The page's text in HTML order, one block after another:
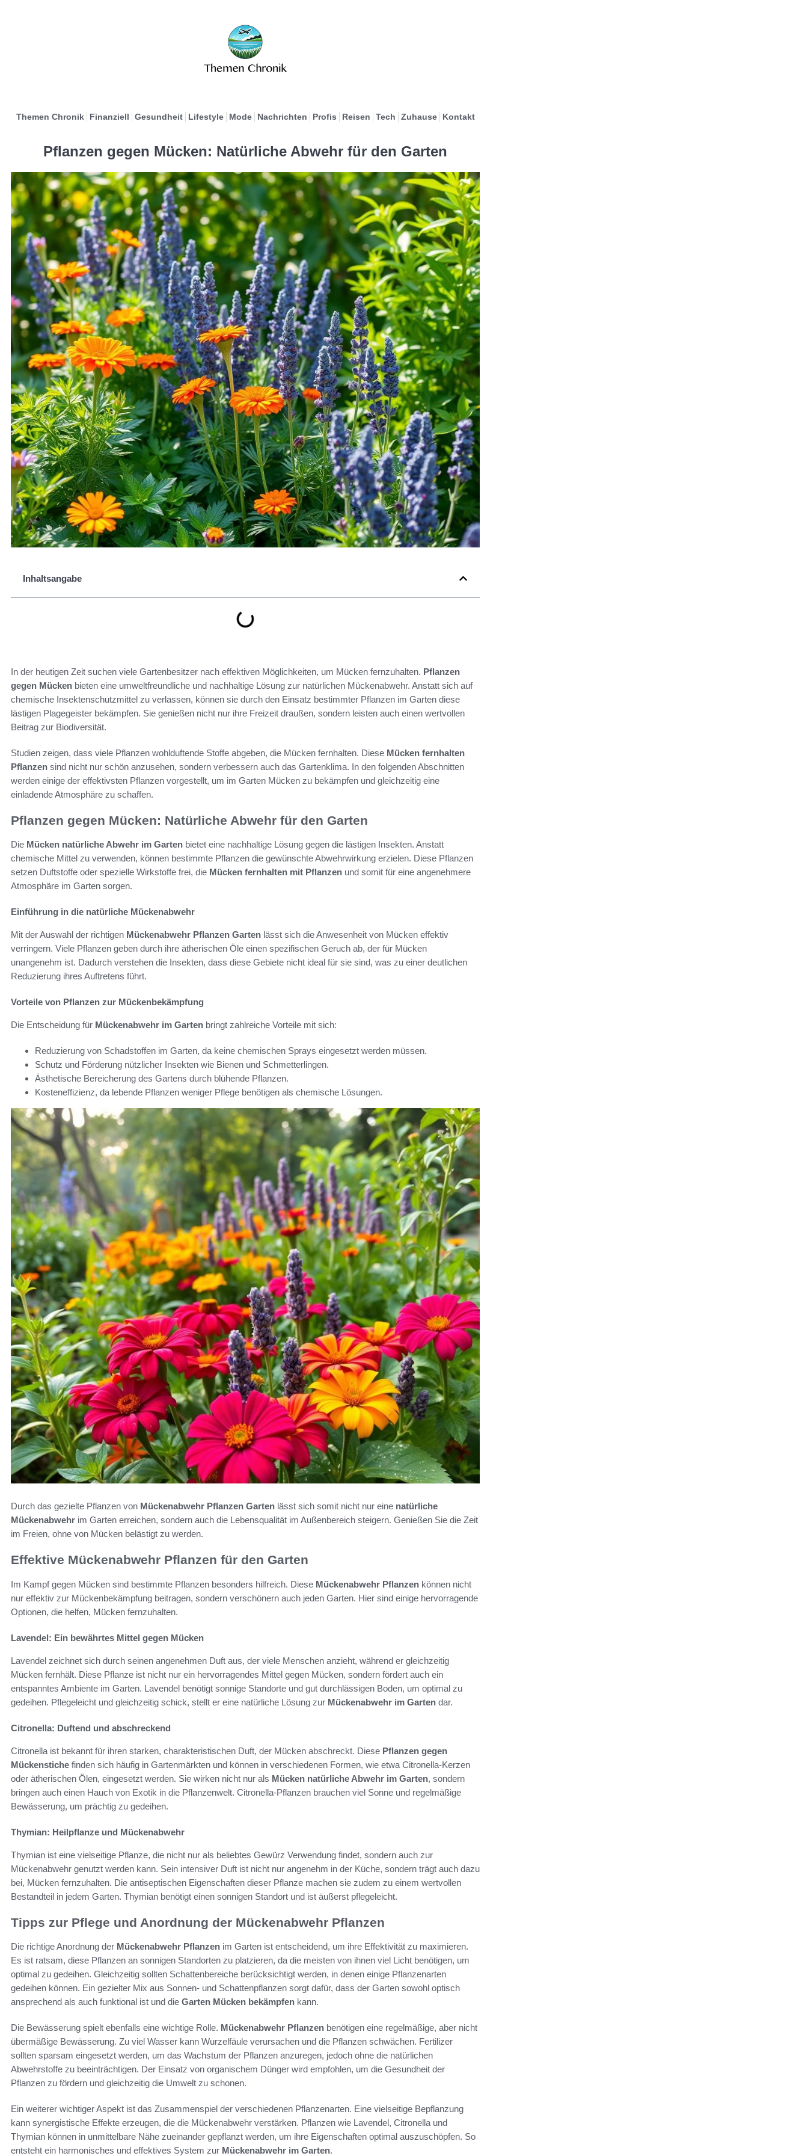
Themen Chronik Finanziell Gesundheit Lifestyle Mode Nachrichten Profis Reisen Tech Zuhause Kontakt
Pflanzen gegen Mücken: Natürliche Abwehr für den Garten
Inhaltsangabe
In der heutigen Zeit suchen viele Gartenbesitzer nach effektiven Möglichkeiten, um Mücken fernzuhalten. Pflanzen
gegen Mücken bieten eine umweltfreundliche und nachhaltige Lösung zur natürlichen Mückenabwehr. Anstatt sich auf
chemische Insektenschutzmittel zu verlassen, können sie durch den Einsatz bestimmter Pflanzen im Garten diese
lästigen Plagegeister bekämpfen. Sie genießen nicht nur ihre Freizeit draußen, sondern leisten auch einen wertvollen
Beitrag zur Biodiversität.
Studien zeigen, dass viele Pflanzen wohlduftende Stoffe abgeben, die Mücken fernhalten. Diese Mücken fernhalten
Pflanzen sind nicht nur schön anzusehen, sondern verbessern auch das Gartenklima. In den folgenden Abschnitten
werden einige der effektivsten Pflanzen vorgestellt, um im Garten Mücken zu bekämpfen und gleichzeitig eine
einladende Atmosphäre zu schaffen.
Pflanzen gegen Mücken: Natürliche Abwehr für den Garten
Die Mücken natürliche Abwehr im Garten bietet eine nachhaltige Lösung gegen die lästigen Insekten. Anstatt
chemische Mittel zu verwenden, können bestimmte Pflanzen die gewünschte Abwehrwirkung erzielen. Diese Pflanzen
setzen Duftstoffe oder spezielle Wirkstoffe frei, die Mücken fernhalten mit Pflanzen und somit für eine angenehmere
Atmosphäre im Garten sorgen.
Einführung in die natürliche Mückenabwehr
Mit der Auswahl der richtigen Mückenabwehr Pflanzen Garten lässt sich die Anwesenheit von Mücken effektiv
verringern. Viele Pflanzen geben durch ihre ätherischen Öle einen spezifischen Geruch ab, der für Mücken
unangenehm ist. Dadurch verstehen die Insekten, dass diese Gebiete nicht ideal für sie sind, was zu einer deutlichen
Reduzierung ihres Auftretens führt.
Vorteile von Pflanzen zur Mückenbekämpfung
Die Entscheidung für Mückenabwehr im Garten bringt zahlreiche Vorteile mit sich:
Reduzierung von Schadstoffen im Garten, da keine chemischen Sprays eingesetzt werden müssen.
Schutz und Förderung nützlicher Insekten wie Bienen und Schmetterlingen.
Ästhetische Bereicherung des Gartens durch blühende Pflanzen.
Kosteneffizienz, da lebende Pflanzen weniger Pflege benötigen als chemische Lösungen.
Durch das gezielte Pflanzen von Mückenabwehr Pflanzen Garten lässt sich somit nicht nur eine natürliche
Mückenabwehr im Garten erreichen, sondern auch die Lebensqualität im Außenbereich steigern. Genießen Sie die Zeit
im Freien, ohne von Mücken belästigt zu werden.
Effektive Mückenabwehr Pflanzen für den Garten
Im Kampf gegen Mücken sind bestimmte Pflanzen besonders hilfreich. Diese Mückenabwehr Pflanzen können nicht
nur effektiv zur Mückenbekämpfung beitragen, sondern verschönern auch jeden Garten. Hier sind einige hervorragende
Optionen, die helfen, Mücken fernzuhalten.
Lavendel: Ein bewährtes Mittel gegen Mücken
Lavendel zeichnet sich durch seinen angenehmen Duft aus, der viele Menschen anzieht, während er gleichzeitig
Mücken fernhält. Diese Pflanze ist nicht nur ein hervorragendes Mittel gegen Mücken, sondern fördert auch ein
entspanntes Ambiente im Garten. Lavendel benötigt sonnige Standorte und gut durchlässigen Boden, um optimal zu
gedeihen. Pflegeleicht und gleichzeitig schick, stellt er eine natürliche Lösung zur Mückenabwehr im Garten dar.
Citronella: Duftend und abschreckend
Citronella ist bekannt für ihren starken, charakteristischen Duft, der Mücken abschreckt. Diese Pflanzen gegen
Mückenstiche finden sich häufig in Gartenmärkten und können in verschiedenen Formen, wie etwa Citronella-Kerzen
oder ätherischen Ölen, eingesetzt werden. Sie wirken nicht nur als Mücken natürliche Abwehr im Garten, sondern
bringen auch einen Hauch von Exotik in die Pflanzenwelt. Citronella-Pflanzen brauchen viel Sonne und regelmäßige
Bewässerung, um prächtig zu gedeihen.
Thymian: Heilpflanze und Mückenabwehr
Thymian ist eine vielseitige Pflanze, die nicht nur als beliebtes Gewürz Verwendung findet, sondern auch zur
Mückenabwehr genutzt werden kann. Sein intensiver Duft ist nicht nur angenehm in der Küche, sondern trägt auch dazu
bei, Mücken fernzuhalten. Die antiseptischen Eigenschaften dieser Pflanze machen sie zudem zu einem wertvollen
Bestandteil in jedem Garten. Thymian benötigt einen sonnigen Standort und ist äußerst pflegeleicht.
Tipps zur Pflege und Anordnung der Mückenabwehr Pflanzen
Die richtige Anordnung der Mückenabwehr Pflanzen im Garten ist entscheidend, um ihre Effektivität zu maximieren.
Es ist ratsam, diese Pflanzen an sonnigen Standorten zu platzieren, da die meisten von ihnen viel Licht benötigen, um
optimal zu gedeihen. Gleichzeitig sollten Schattenbereiche berücksichtigt werden, in denen einige Pflanzenarten
gedeihen können. Ein gezielter Mix aus Sonnen- und Schattenpflanzen sorgt dafür, dass der Garten sowohl optisch
ansprechend als auch funktional ist und die Garten Mücken bekämpfen kann.
Die Bewässerung spielt ebenfalls eine wichtige Rolle. Mückenabwehr Pflanzen benötigen eine regelmäßige, aber nicht
übermäßige Bewässerung. Zu viel Wasser kann Wurzelfäule verursachen und die Pflanzen schwächen. Fertilizer
sollten sparsam eingesetzt werden, um das Wachstum der Pflanzen anzuregen, jedoch ohne die natürlichen
Abwehrstoffe zu beeinträchtigen. Der Einsatz von organischem Dünger wird empfohlen, um die Gesundheit der
Pflanzen zu fördern und gleichzeitig die Umwelt zu schonen.
Ein weiterer wichtiger Aspekt ist das Zusammenspiel der verschiedenen Pflanzenarten. Eine vielseitige Bepflanzung
kann synergistische Effekte erzeugen, die die Mückenabwehr verstärken. Pflanzen wie Lavendel, Citronella und
Thymian können in unmittelbare Nähe zueinander gepflanzt werden, um ihre Eigenschaften optimal auszuschöpfen. So
entsteht ein harmonisches und effektives System zur Mückenabwehr im Garten.